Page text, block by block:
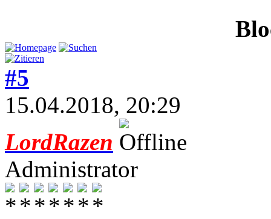
#5
15.04.2018, 20:29
LordRazen
Administrator